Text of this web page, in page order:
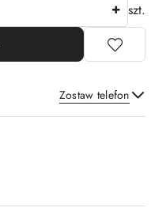
szt.
Zostaw telefon